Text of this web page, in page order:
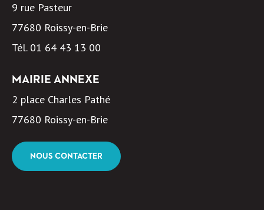
9 rue Pasteur
77680 Roissy-en-Brie
Tél. 01 64 43 13 00
MAIRIE ANNEXE
2 place Charles Pathé
77680 Roissy-en-Brie
NOUS CONTACTER